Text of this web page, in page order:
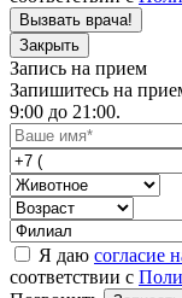
Вызвать врача!
Закрыть
Запись на прием
Запишитесь на
9:00 до 21:00.
Я даю согласие
соответствии с